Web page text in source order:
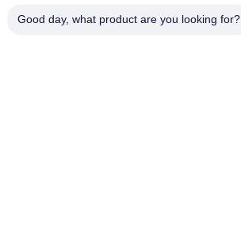
Контроль Качества
Good day, what product are you looking for?